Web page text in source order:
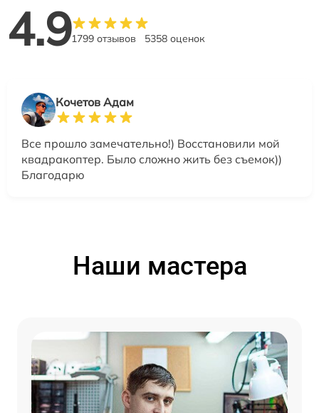
4.91799 отзывов 5358 оценок
Кочетов Адам
Все прошло замечательно!) Восстановили мой
квадракоптер. Было сложно жить без съемок))
Благодарю
Наши мастера